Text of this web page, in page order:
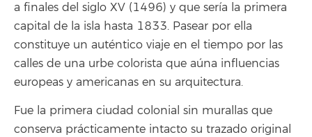
a finales del siglo XV (1496) y que sería la primera
capital de la isla hasta 1833. Pasear por ella
constituye un auténtico viaje en el tiempo por las
calles de una urbe colorista que aúna influencias
europeas y americanas en su arquitectura.
Fue la primera ciudad colonial sin murallas que
conserva prácticamente intacto su trazado original